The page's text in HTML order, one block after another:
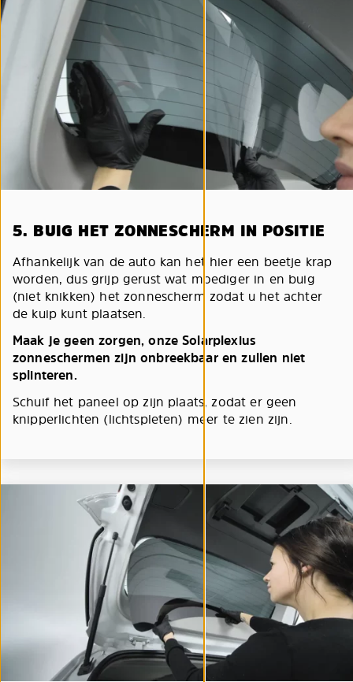
5. BUIG HET ZONNESCHERM IN POSITIE
Afhankelijk van de auto kan het hier een beetje krap
worden, dus grijp gerust wat moediger in en buig
(niet knikken) het zonnescherm zodat u het achter
de kuip kunt plaatsen.
Maak je geen zorgen, onze Solarplexius
zonneschermen zijn onbreekbaar en zullen niet
splinteren.
Schuif het paneel op zijn plaats, zodat er geen
knipperlichten (lichtspleten) meer te zien zijn.